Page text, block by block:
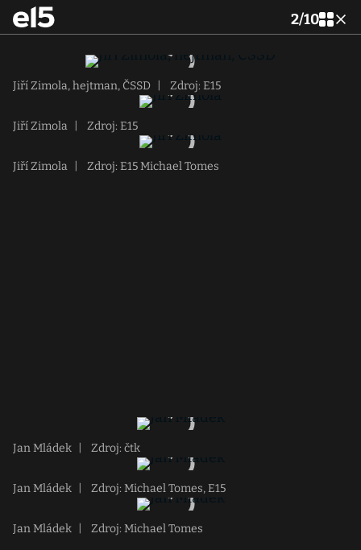
2/10
Jiří Zimola, hejtman, ČSSD Zdroj: E15
Jiří Zimola Zdroj: E15
Jiří Zimola Zdroj: E15 Michael Tomes
Jan Mládek Zdroj: čtk
Jan Mládek Zdroj: Michael Tomes, E15
Jan Mládek Zdroj: Michael Tomes